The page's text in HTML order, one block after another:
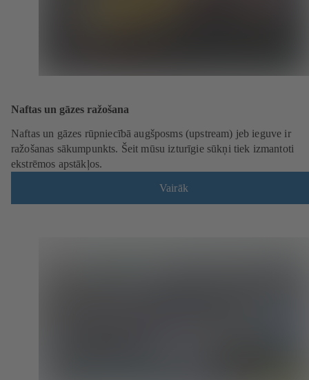
Naftas un gāzes ražošana
Naftas un gāzes rūpniecībā augšposms (upstream) jeb ieguve ir
ražošanas sākumpunkts. Šeit mūsu izturīgie sūkņi tiek izmantoti
ekstrēmos apstākļos.
Vairāk